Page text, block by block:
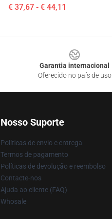
€ 37,67 - € 44,11
Garantia internacional
Oferecido no país de uso
Nosso Suporte
Políticas de envio e entrega
Termos de pagamento
Políticas de devolução e reembolso
Contacte-nos
Ajuda ao cliente (FAQ)
Whosale